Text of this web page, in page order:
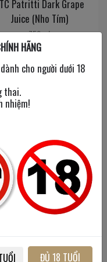
Patritti Dark Grape
Juice (Nho Tím)
750 ml
130,000đ
Siro Marie Brizard
700 ml
HÃNG
cho người dưới 18
thai.
nhiệm!
ĐỦ 18 TUỔI